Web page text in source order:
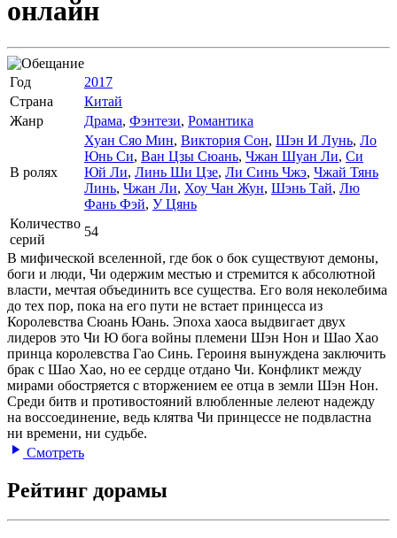
онлайн
Год
2017
Страна
Китай
Жанр
Драма, Фэнтези, Романтика
В ролях
Хуан Сяо Мин, Виктория Сон, Шэн И Лунь, Ло
Юнь Си, Ван Цзы Сюань, Чжан Шуан Ли, Си
Юй Ли, Линь Ши Цзе, Ли Cинь Чжэ, Чжай Тянь
Линь, Чжан Ли, Хоу Чан Жун, Шэнь Тай, Лю
Фань Фэй, У Цянь
Количество
серий
54
В мифической вселенной, где бок о бок существуют демоны,
боги и люди, Чи одержим местью и стремится к абсолютной
власти, мечтая объединить все существа. Его воля неколебима
до тех пор, пока на его пути не встает принцесса из
Королевства Сюань Юань. Эпоха хаоса выдвигает двух
лидеров это Чи Ю бога войны племени Шэн Нон и Шао Хао
принца королевства Гао Синь. Героиня вынуждена заключить
брак с Шао Хао, но ее сердце отдано Чи. Конфликт между
мирами обостряется с вторжением ее отца в земли Шэн Нон.
Среди битв и противостояний влюбленные лелеют надежду
на воссоединение, ведь клятва Чи принцессе не подвластна
ни времени, ни судьбе.
Смотреть
Рейтинг дорамы